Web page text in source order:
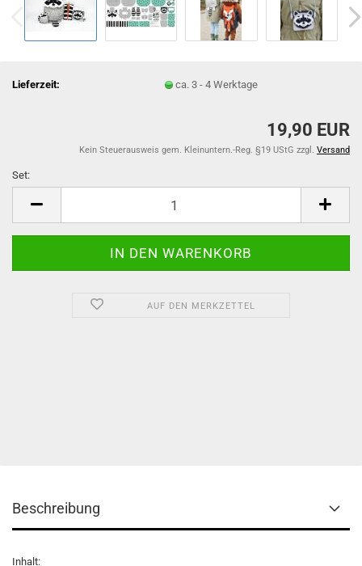
Lieferzeit: ca. 3 - 4 Werktage
19,90 EUR
Kein Steuerausweis gem. Kleinuntern.-Reg. §19 UStG zzgl. Versand
Set:
AUF DEN MERKZETTEL
Beschreibung
Inhalt: